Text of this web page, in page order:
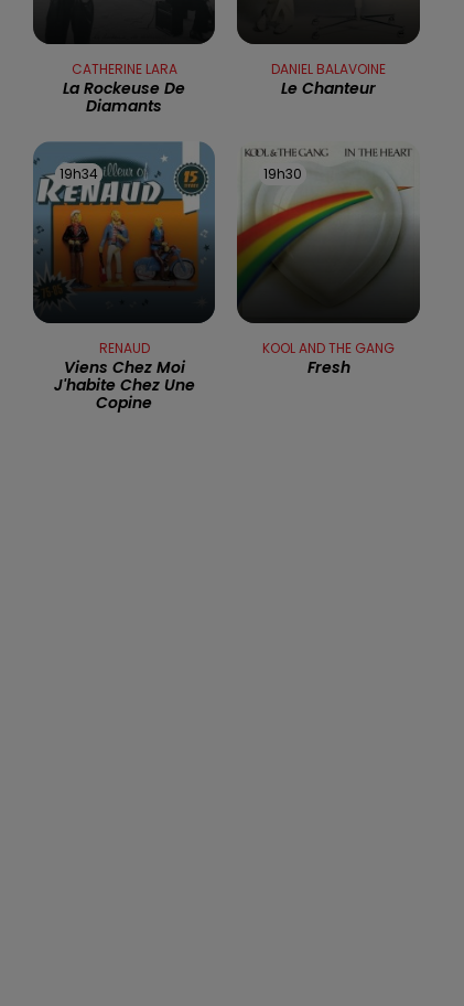
LE JUKEBOX RDL
CATHERINE LARA
La Rockeuse De
Diamants
DANIEL BALAVOINE
Le Chanteur
19h34
19h34
RENAUD
Viens Chez Moi
J'habite Chez Une
Copine
19h30
19h30
KOOL AND THE GANG
Fresh